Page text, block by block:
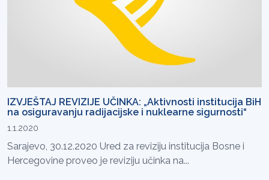
IZVJEŠTAJ REVIZIJE UČINKA: „Aktivnosti institucija BiH
na osiguravanju radijacijske i nuklearne sigurnosti“
1.1.2020
Sarajevo, 30.12.2020 Ured za reviziju institucija Bosne i
Hercegovine proveo je reviziju učinka na...